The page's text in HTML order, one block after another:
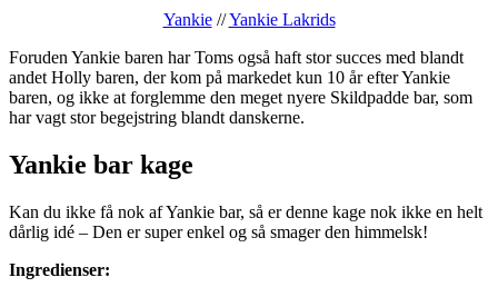
Yankie//Yankie Lakrids
Foruden Yankie baren har Toms også haft stor succes med blandt
andet Holly baren, der kom på markedet kun 10 år efter Yankie
baren, og ikke at forglemme den meget nyere Skildpadde bar, som
har vagt stor begejstring blandt danskerne.
Yankie bar kage
Kan du ikke få nok af Yankie bar, så er denne kage nok ikke en helt
dårlig idé – Den er super enkel og så smager den himmelsk!
Ingredienser: